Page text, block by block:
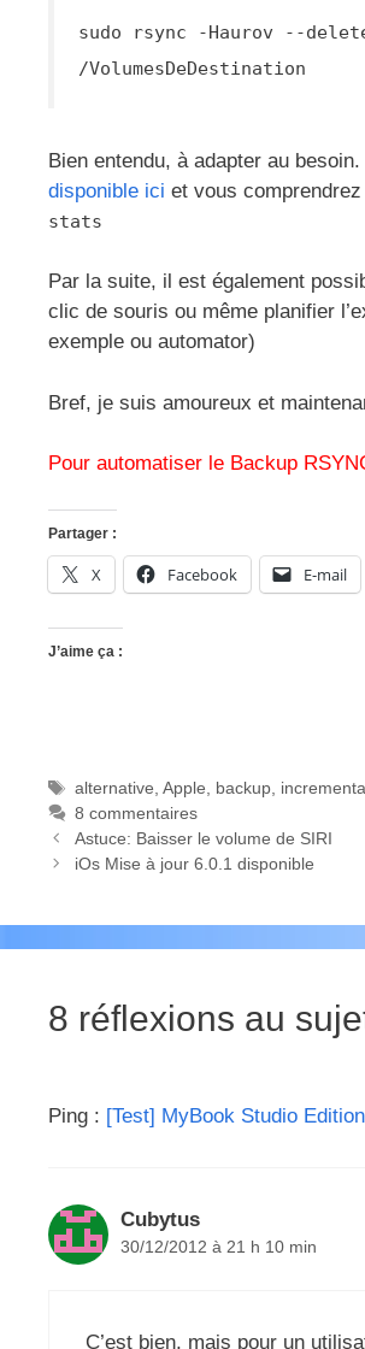
sudo rsync -Haurov --
/VolumesDeDestination
Bien entendu, à adapter au
disponible ici et vous
stats
Par la suite, il est également
clic de souris ou même planifier
exemple ou automator)
Bref, je suis amoureux et
Pour automatiser le Backup
Partager :
X Facebook E-mail
J’aime ça :
Étiquettes
alternative Apple backup,
8 commentaires
Astuce: Baisser le volume de SIRI
iOs Mise à jour 6.0.1 disponible
8 réflexions au
Ping : [Test] MyBook Studio
Cubytus
30/12/2012 à 21 h 10 min
C’est bien, mais pour un